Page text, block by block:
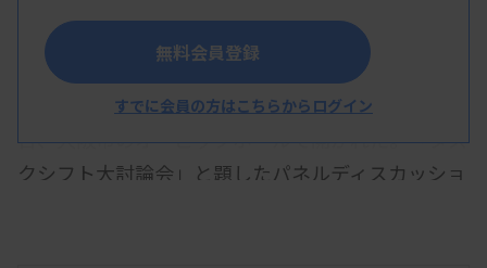
第7回大阪府臨床検査技師会医学検査学会が11
日、大阪市のオービックホールで開かれた。「タス
クシフト大討論会」と題したパネルディスカッショ
無料会員登録
すでに会員の方はこちらからログイン